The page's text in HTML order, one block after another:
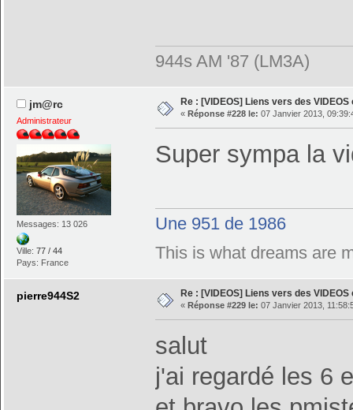
944s AM '87 (LM3A)
jm@rc
Administrateur
Messages: 13 026
Ville:77 / 44
Pays: France
Re : [VIDEOS] Liens vers des
« Réponse #228 le: 07 Janvier 2013,
Super sympa la
Une 951 de 1986
This is what dreams are
pierre944S2 Re : [VIDEOS] Liens vers des
« Réponse #229 le: 07 Janvier 2013,
salut
j'ai regardé les 6